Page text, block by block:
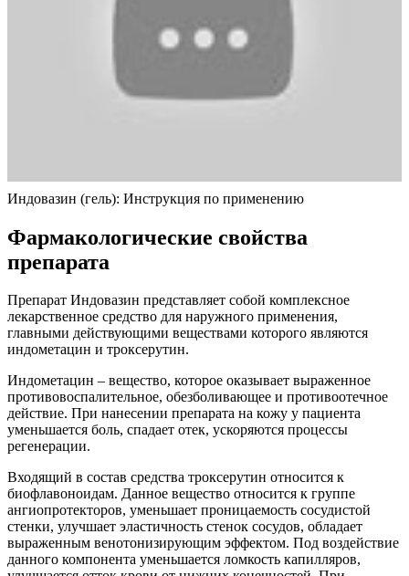
Индовазин (гель): Инструкция по применению
Фармакологические свойства
препарата
Препарат Индовазин представляет собой комплексное
лекарственное средство для наружного применения,
главными действующими веществами которого являются
индометацин и троксерутин.
Индометацин – вещество, которое оказывает выраженное
противовоспалительное, обезболивающее и противоотечное
действие. При нанесении препарата на кожу у пациента
уменьшается боль, спадает отек, ускоряются процессы
регенерации.
Входящий в состав средства троксерутин относится к
биофлавоноидам. Данное вещество относится к группе
ангиопротекторов, уменьшает проницаемость сосудистой
стенки, улучшает эластичность стенок сосудов, обладает
выраженным венотонизирующим эффектом. Под воздействие
данного компонента уменьшается ломкость капилляров,